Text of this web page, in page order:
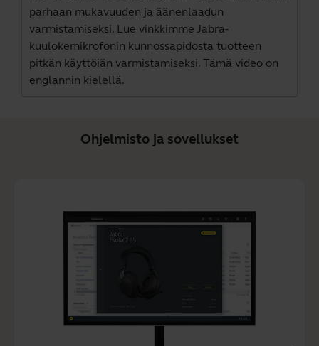
parhaan mukavuuden ja äänenlaadun
varmistamiseksi. Lue vinkkimme Jabra-
kuulokemikrofonin kunnossapidosta tuotteen
pitkän käyttöiän varmistamiseksi. Tämä video on
englannin kielellä.
Ohjelmisto ja sovellukset